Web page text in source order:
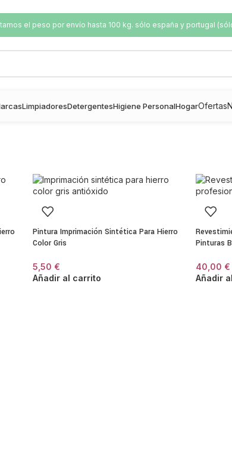
el peso por envío hasta 100 kg. sólo españa y portugal
LimpiadoresDetergentesHigiene PersonalHogarOfertas
Pintura Imprimación Sintética Para Hierro
Color Gris
5,50 €
Añadir al carrito
Pinturas
40,00 €
Añadir